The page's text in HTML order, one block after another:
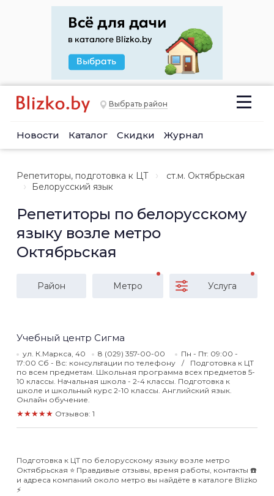
Выбрать район
Новости Каталог Скидки Журнал
Репетиторы, подготовка к ЦТ
ст.м. Октябрьская
Белорусский язык
Репетиторы по белорусскому
языку возле метро
Октябрьская
Район Метро Услуга
Учебный центр Сигма
ул. К.Маркса, 40 8 (029) 357-00-00
Пн - Пт: 09:00 -
17:00 Сб - Вс: консультации по телефону
Подготовка к ЦТ
по всем предметам. Школьная программа всех предметов 5-
10 классы. Начальная школа - 2-4 классы. Подготовка к
школе и школьный курс 2-10 классы. Английский язык.
Онлайн обучение.
★★★★★ Отзывов: 1
Подготовка к ЦТ по белорусскому языку возле метро
Октябрьская ⭐️ Правдивые отзывы, время работы, контакты ☎️
и адреса компаний около метро вы найдёте в каталоге Blizko
⚡️